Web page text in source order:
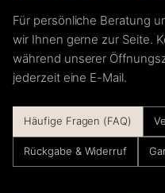
Für persönliche Beratung
wir Ihnen gerne zur Seite.
während unserer
jederzeit eine E-Mail.
Häufige Fragen (FAQ)
Rückgabe & Widerruf